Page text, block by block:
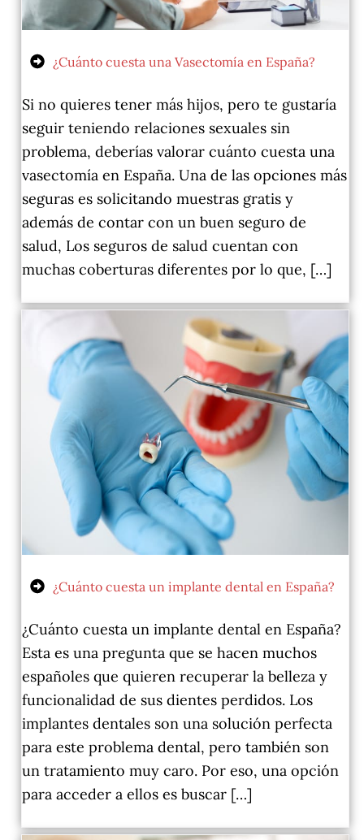
¿Cuánto cuesta una Vasectomía en España?
Si no quieres tener más hijos, pero te gustaría
seguir teniendo relaciones sexuales sin
problema, deberías valorar cuánto cuesta una
vasectomía en España. Una de las opciones más
seguras es solicitando muestras gratis y
además de contar con un buen seguro de
salud, Los seguros de salud cuentan con
muchas coberturas diferentes por lo que, […]
¿Cuánto cuesta un implante dental en España?
¿Cuánto cuesta un implante dental en España?
Esta es una pregunta que se hacen muchos
españoles que quieren recuperar la belleza y
funcionalidad de sus dientes perdidos. Los
implantes dentales son una solución perfecta
para este problema dental, pero también son
un tratamiento muy caro. Por eso, una opción
para acceder a ellos es buscar […]